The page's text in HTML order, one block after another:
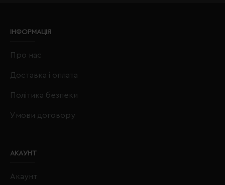
ІНФОРМАЦІЯ
Про нас
Доставка і оплата
Політика безпеки
Умови договору
АКАУНТ
Акаунт